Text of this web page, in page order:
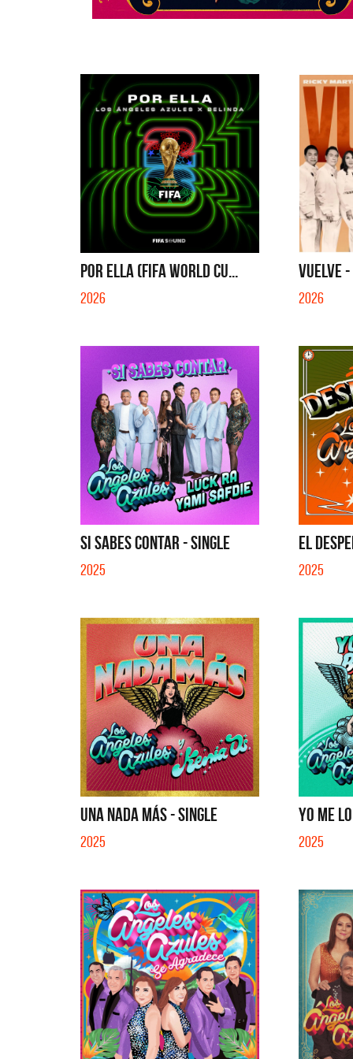
POR ELLA (FIFA WORLD CU...
2026
VUELVE
2026
SI SABES CONTAR - SINGLE
2025
EL
2025
UNA NADA MÁS - SINGLE
2025
YO ME
2025
La Joaqui